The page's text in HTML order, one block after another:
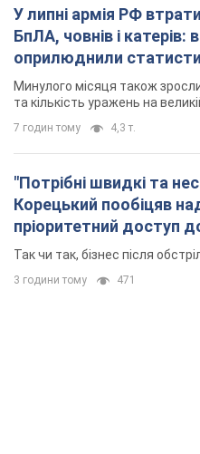
У липні армія РФ
БпЛА, човнів і катерів:
оприлюднили
Минулого місяця також
та кількість уражень на
7 годин тому 4,3 т.
"Потрібні швидкі та
Корецький пообіцяв
пріоритетний доступ
приміщень
Так чи так, бізнес після
3 години тому 471